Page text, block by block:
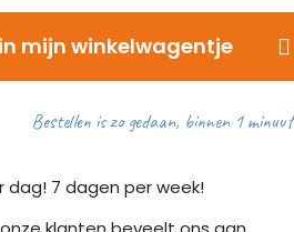
mijn winkelwagentje
Bestellen is zo gedaan, binnen 1 minuut
dag! 7 dagen per week!